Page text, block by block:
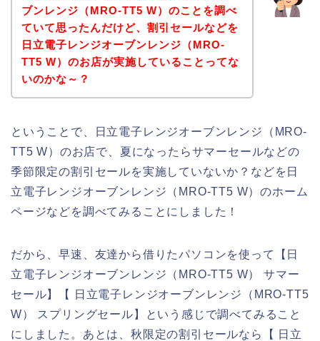
ブンレンジ（MRO-TT5 W）のことを調べ
ていて思ったんだけど、割引セールなどを
日立電子レンジオーブンレンジ（MRO-
TT5 W）のお店が実施していることってな
いのかな～？
ということで、日立電子レンジオーブンレンジ（MRO-
TT5 W）のお店で、夏になったらサマーセールなどの
季節限定の割引セールを実施していないか？などを日
立電子レンジオーブンレンジ（MRO-TT5 W）のホーム
ページなどを調べてみることにしました！
だから、早速、友達から借りたパソコンを使って【日
立電子レンジオーブンレンジ（MRO-TT5 W） サマー
セール】【 日立電子レンジオーブンレンジ（MRO-TT5
W） スプリングセール】という感じで調べてみること
にしました。あとは、秋限定の割引セールなら【 日立